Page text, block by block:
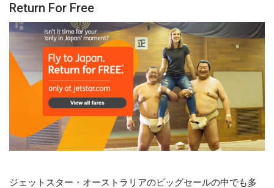
Return For Free
ジェットスター・オーストラリアのビッグセールの中でも多